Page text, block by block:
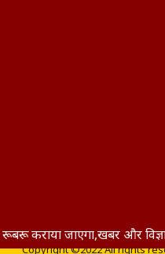
Copyright ©2022 All rights
और विज्ञापन